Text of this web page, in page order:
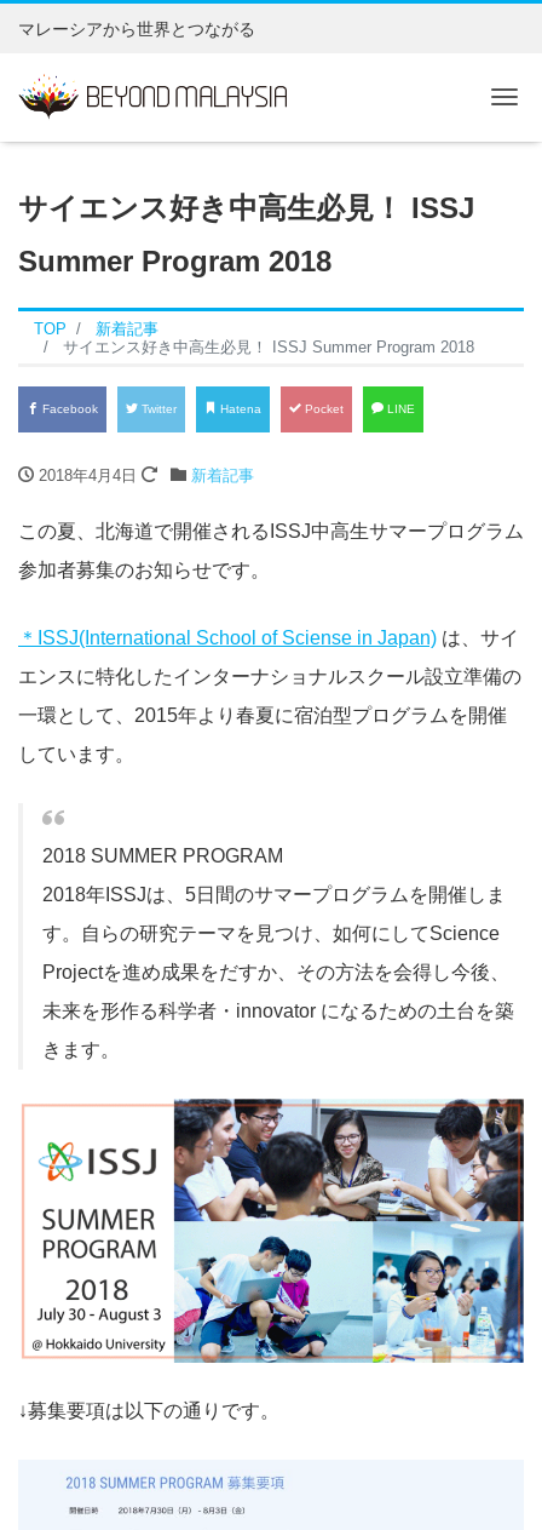
マレーシアから世界とつながる
サイエンス好き中高生必見！ ISSJ
Summer Program 2018
TOP
新着記事
サイエンス好き中高生必見！ ISSJ Summer Program 2018
Facebook Twitter Hatena Pocket LINE
2018年4月4日 新着記事
この夏、北海道で開催されるISSJ中高生サマープログラム
参加者募集のお知らせです。
＊ISSJ(International School of Sciense in Japan) は、サイ
エンスに特化したインターナショナルスクール設立準備の
一環として、2015年より春夏に宿泊型プログラムを開催
しています。
2018 SUMMER PROGRAM
2018年ISSJは、5日間のサマープログラムを開催しま
す。自らの研究テーマを見つけ、如何にしてScience
Projectを進め成果をだすか、その方法を会得し今後、
未来を形作る科学者・innovator になるための土台を築
きます。
↓募集要項は以下の通りです。